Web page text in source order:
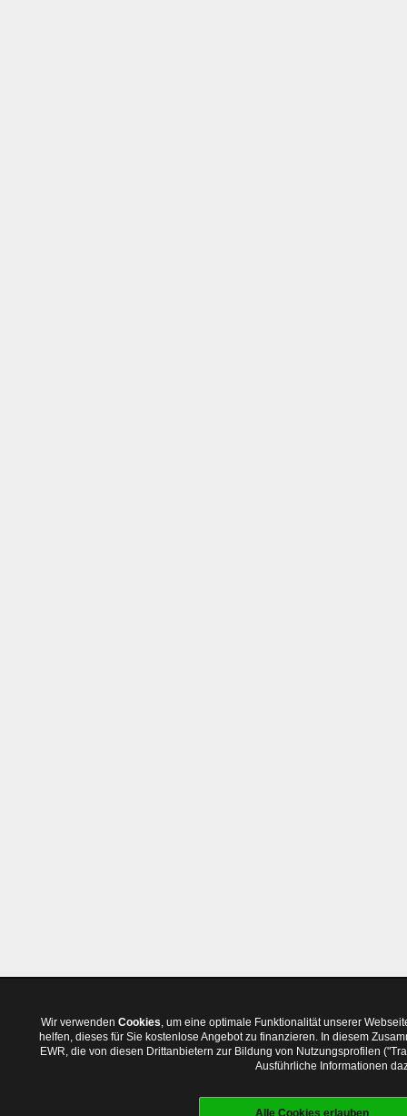
Wir verwenden Cookies, um eine optimale Funktionalität unserer
helfen, dieses für Sie kostenlose Angebot zu finanzieren. In diesem
EWR, die von diesen Drittanbietern zur Bildung von Nutzungsprofilen
Ausführliche Informationen
Alle Cookies erlauben